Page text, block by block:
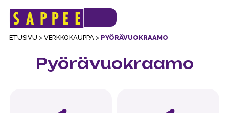
Päävalikko
ETUSIVU > VERKKOKAUPPA> PYÖRÄVUOKRAAMO
VERKKOKAUPAN
ETUSIVU
Pyörävuokraamo